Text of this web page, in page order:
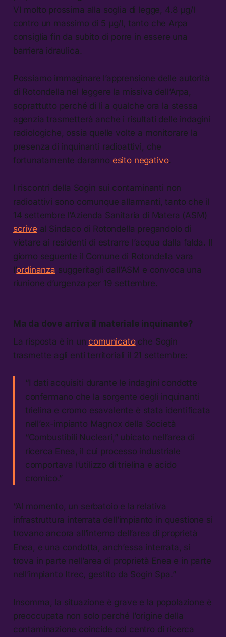
VI molto prossima alla soglia di legge, 4.8 µg/l
contro un massimo di 5 µg/l, tanto che Arpa
consiglia fin da subito di porre in essere una
barriera idraulica.
Possiamo immaginare l’apprensione delle autorità
di Rotondella nel leggere la missiva dell’Arpa,
soprattutto perché di lì a qualche ora la stessa
agenzia trasmetterà anche i risultati delle indagini
radiologiche, ossia quelle volte a monitorare la
presenza di inquinanti radioattivi, che
fortunatamente daranno esito negativo.
I riscontri della Sogin sui contaminanti non
radioattivi sono comunque allarmanti, tanto che il
14 settembre l’Azienda Sanitaria di Matera (ASM)
scrive al Sindaco di Rotondella pregandolo di
vietare ai residenti di estrarre l’acqua dalla falda. Il
giorno seguente il Comune di Rotondella vara
l’ordinanza suggeritagli dall’ASM e convoca una
riunione d’urgenza per 19 settembre.
Ma da dove arriva il materiale inquinante?
La risposta è in un comunicatoche Sogin
trasmette agli enti territoriali il 21 settembre:
“I dati acquisiti durante le indagini condotte
confermano che la sorgente degli inquinanti
trielina e cromo esavalente è stata identificata
nell’ex-impianto Magnox della Società
“Combustibili Nucleari,” ubicato nell’area di
ricerca Enea, il cui processo industriale
comportava l’utilizzo di trielina e acido
cromico.”
“Al momento, un serbatoio e la relativa
infrastruttura interrata dell’impianto in questione si
trovano ancora all’interno dell’area di proprietà
Enea, e una condotta, anch’essa interrata, si
trova in parte nell’area di proprietà Enea e in parte
nell’impianto Itrec, gestito da Sogin Spa.”
Insomma, la situazione è grave e la popolazione è
preoccupata non solo perché l’origine della
contaminazione coincide col centro di ricerca